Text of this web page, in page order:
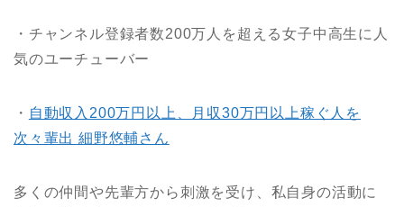
・チャンネル登録者数200万人を超える女子中高生に人
気のユーチューバー
・ 自動収入200万円以上、月収30万円以上稼ぐ人を
次々輩出 細野悠輔さん
多くの仲間や先輩方から刺激を受け、私自身の活動に